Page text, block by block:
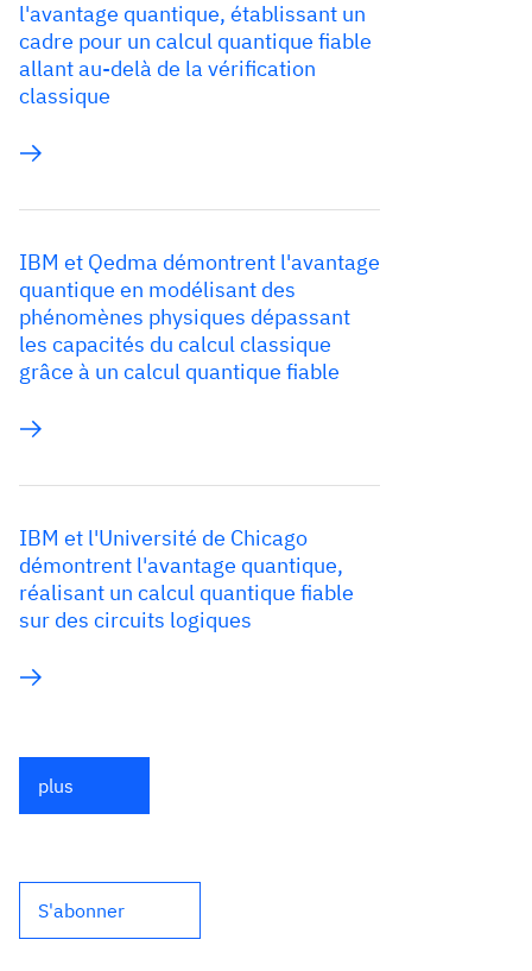
l'avantage quantique, établissant un
cadre pour un calcul quantique fiable
allant au-delà de la vérification
classique
IBM et Qedma démontrent l'avantage
quantique en modélisant des
phénomènes physiques dépassant
les capacités du calcul classique
grâce à un calcul quantique fiable
IBM et l'Université de Chicago
démontrent l'avantage quantique,
réalisant un calcul quantique fiable
sur des circuits logiques
plus
S'abonner